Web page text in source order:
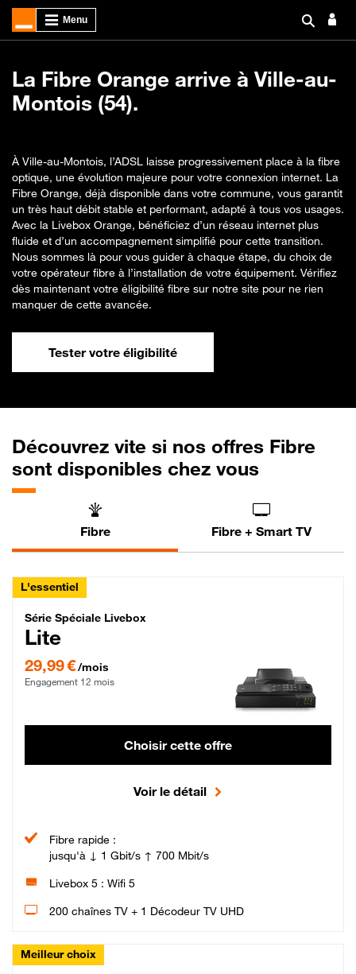
La Fibre Orange arrive à Ville-au-
Montois (54).
À Ville-au-Montois, l’ADSL laisse progressivement place à la fibre
optique, une évolution majeure pour votre connexion internet. La
Fibre Orange, déjà disponible dans votre commune, vous garantit
un très haut débit stable et performant, adapté à tous vos usages.
Avec la Livebox Orange, bénéficiez d’un réseau internet plus
fluide et d’un accompagnement simplifié pour cette transition.
Nous sommes là pour vous guider à chaque étape, du choix de
votre opérateur fibre à l’installation de votre équipement. Vérifiez
dès maintenant votre éligibilité fibre sur notre site pour ne rien
manquer de cette avancée.
Tester votre éligibilité
Découvrez vite si nos offres Fibre
sont disponibles chez vous
Fibre Fibre + Smart TV
L'essentiel
Série Spéciale Livebox Lite Fibre
Série Spéciale Livebox
Lite
29,99 €/mois
Engagement 12 mois
Choisir cette offre
Voir le détail
Fibre rapide :
jusqu'à ↓ 1 Gbit/s ↑ 700 Mbit/s
Livebox 5 : Wifi 5
200 chaînes TV + 1 Décodeur TV UHD
Meilleur choix